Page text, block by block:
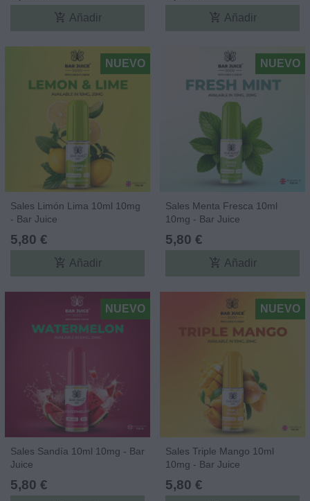
add_shopping_cart Añadir add_shopping_cart Añadir
Sales Limón Lima 10ml 10mg
- Bar Juice
5,80 €
add_shopping_cart Añadir
NUEVO
Sales Menta Fresca 10ml
10mg - Bar Juice
5,80 €
add_shopping_cart Añadir
NUEVO
Sales Sandía 10ml 10mg - Bar
Juice
5,80 €
NUEVO
Sales Triple Mango 10ml
10mg - Bar Juice
5,80 €
NUEVO